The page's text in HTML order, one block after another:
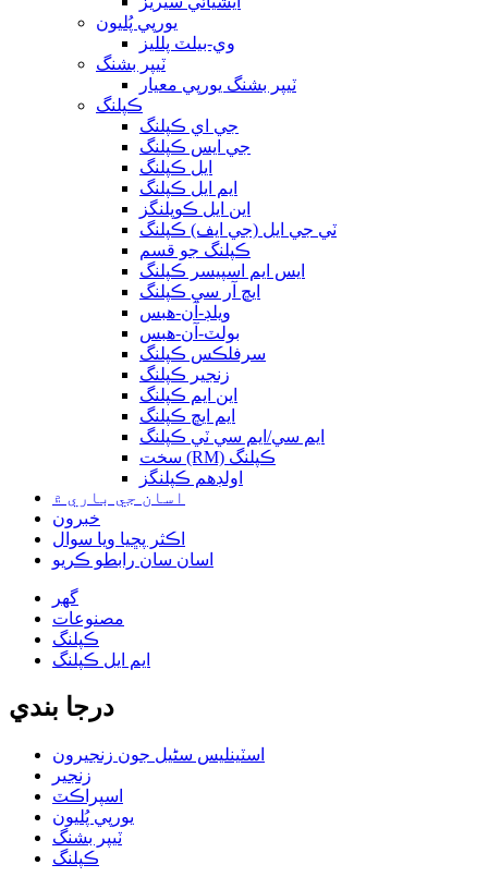
يورپي پُليون
وي-بيلٽ پلليز
ٽيپر بشنگ
ٽيپر بشنگ يورپي معيار
ڪپلنگ
جي اي ڪپلنگ
جي ايس ڪپلنگ
ايل ڪپلنگ
ايم ايل ڪپلنگ
اين ايل ڪوپلنگز
ٽي جي ايل (جي ايف) ڪپلنگ
ڪپلنگ جو قسم
ايس ايم اسپيسر ڪپلنگ
ايڇ آر سي ڪپلنگ
ويلڊ-آن-هبس
بولٽ-آن-هبس
سرفلڪس ڪپلنگ
زنجير ڪپلنگ
اين ايم ڪپلنگ
ايم ايڇ ڪپلنگ
ايم سي/ايم سي ٽي ڪپلنگ
سخت (RM) ڪپلنگ
اولڊهم ڪپلنگز
اسان جي باري ۾
خبرون
اڪثر پڇيا ويا سوال
اسان سان رابطو ڪريو
گھر
مصنوعات
ڪپلنگ
ايم ايل ڪپلنگ
درجا بندي
اسٽينلیس سٹیل جون زنجيرون
زنجير
اسپراڪٽ
يورپي پُليون
ٽيپر بشنگ
ڪپلنگ